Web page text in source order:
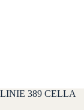
LINIE 389 CELLA